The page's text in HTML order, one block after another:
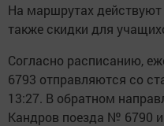
На маршрутах
также скидки для
Согласно расписанию,
6793 отправляются со
13:27. В обратном
Кандров поезда № 6790